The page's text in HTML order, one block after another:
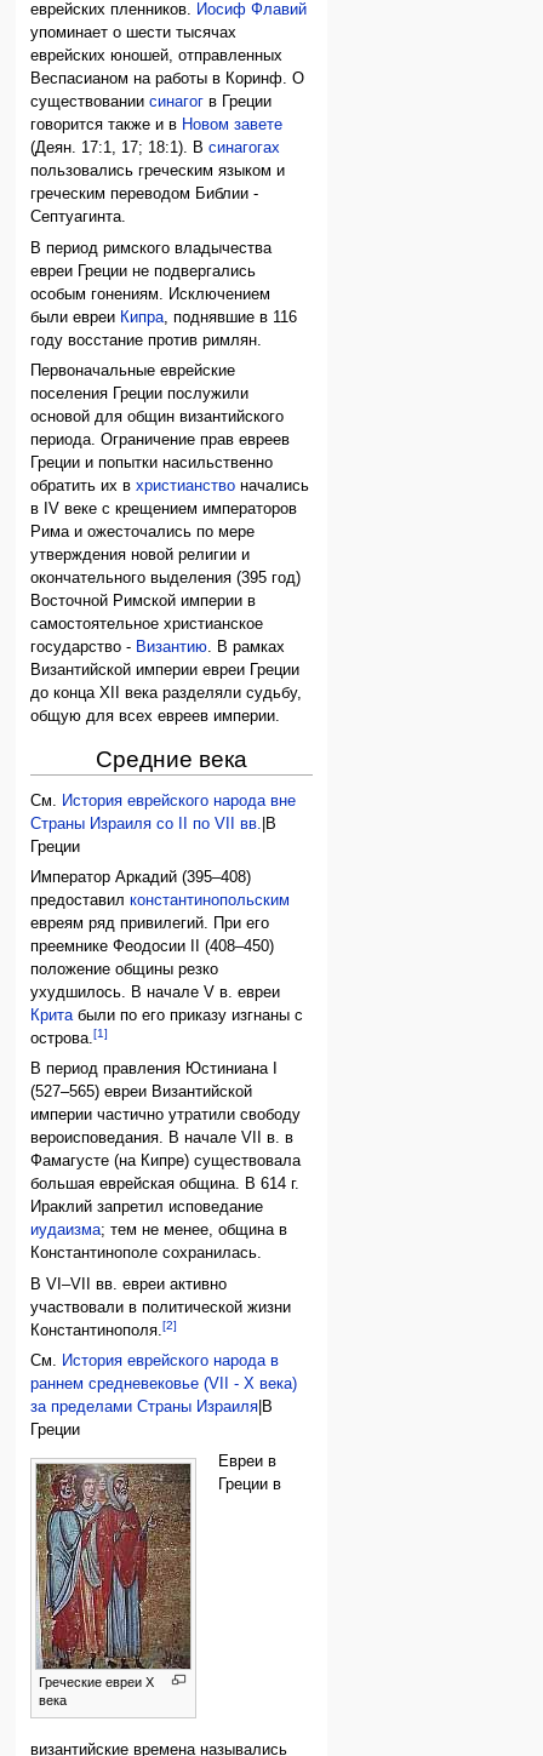
еврейских пленников. Иосиф Флавий
упоминает о шести тысячах
еврейских юношей, отправленных
Веспасианом на работы в Коринф. О
существованиисинагог в Греции
говорится также и в Новом завете
(Деян. 17:1, 17; 18:1). Всинагогах
пользовались греческим языком и
греческим переводом Библии -
Септуагинта.
В период римского владычества
евреи Греции не подвергались
особым гонениям. Исключением
были евреи Кипра , поднявшие в 116
году восстание против римлян.
Первоначальные еврейские
поселения Греции послужили
основой для общин византийского
периода. Ограничение прав евреев
Греции и попытки насильственно
обратить их вхристианство начались
в IV веке с крещением императоров
Рима и ожесточались по мере
утверждения новой религии и
окончательного выделения (395 год)
Восточной Римской империи в
самостоятельное христианское
государство - Византию. В рамках
Византийской империи евреи Греции
до конца XII века разделяли судьбу,
общую для всех евреев империи.
Средние века
См.
История еврейского народа вне
Страны Израиля со II по VII вв.
|В
Греции
Император Аркадий (395–408)
предоставилконстантинопольским
евреям ряд привилегий. При его
преемнике Феодосии II (408–450)
положение общины резко
ухудшилось. В начале V в. евреи
Критабыли по его приказу изгнаны с
острова.[1]
В период правления Юстиниана I
(527–565) евреи Византийской
империи частично утратили свободу
вероисповедания. В начале VII в. в
Фамагусте (на Кипре) существовала
большая еврейская община. В 614 г.
Ираклий запретил исповедание
иудаизма; тем не менее, община в
Константинополе сохранилась.
В VI–VII вв. евреи активно
участвовали в политической жизни
Константинополя.[2]
См. История еврейского народа в
раннем средневековье (VII - X века)
за пределами Страны Израиля |В
Греции
Греческие евреи X
века
Евреи в
Греции в
византийские времена назывались